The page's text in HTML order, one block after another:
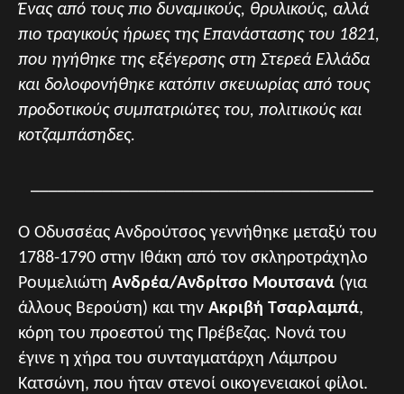
Ένας από τους πιο δυναμικούς, θρυλικούς, αλλά
πιο τραγικούς ήρωες της Επανάστασης του 1821,
που ηγήθηκε της εξέγερσης στη Στερεά Ελλάδα
και δολοφονήθηκε κατόπιν σκευωρίας από τους
προδοτικούς συμπατριώτες του, πολιτικούς και
κοτζαμπάσηδες.
Ο Οδυσσέας Ανδρούτσος γεννήθηκε μεταξύ του
1788-1790 στην Ιθάκη από τον σκληροτράχηλο
Ρουμελιώτη Ανδρέα/Ανδρίτσο Μουτσανά (για
άλλους Βερούση) και την Ακριβή Τσαρλαμπά,
κόρη του προεστού της Πρέβεζας. Νονά του
έγινε η χήρα του συνταγματάρχη Λάμπρου
Κατσώνη, που ήταν στενοί οικογενειακοί φίλοι.